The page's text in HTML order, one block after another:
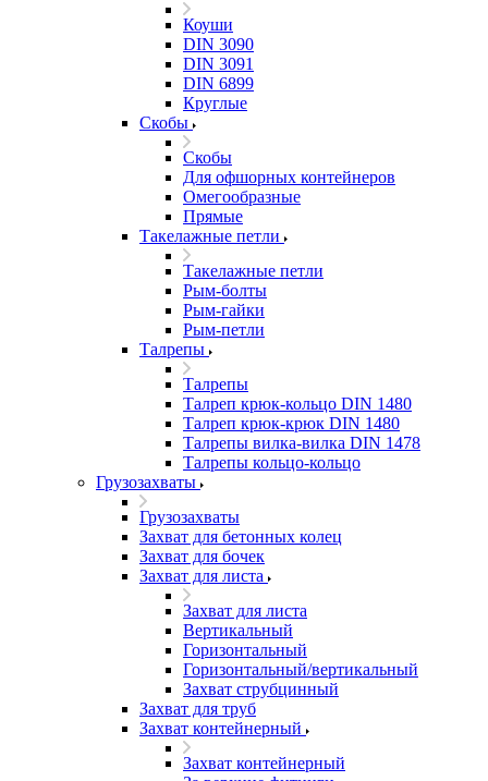
Коуши
DIN 3090
DIN 3091
DIN 6899
Круглые
Скобы
Скобы
Для офшорных контейнеров
Омегообразные
Прямые
Такелажные петли
Такелажные петли
Рым-болты
Рым-гайки
Рым-петли
Талрепы
Талрепы
Талреп крюк-кольцо DIN 1480
Талреп крюк-крюк DIN 1480
Талрепы вилка-вилка DIN 1478
Талрепы кольцо-кольцо
Грузозахваты
Грузозахваты
Захват для бетонных колец
Захват для бочек
Захват для листа
Захват для листа
Вертикальный
Горизонтальный
Горизонтальный/вертикальный
Захват струбцинный
Захват для труб
Захват контейнерный
Захват контейнерный